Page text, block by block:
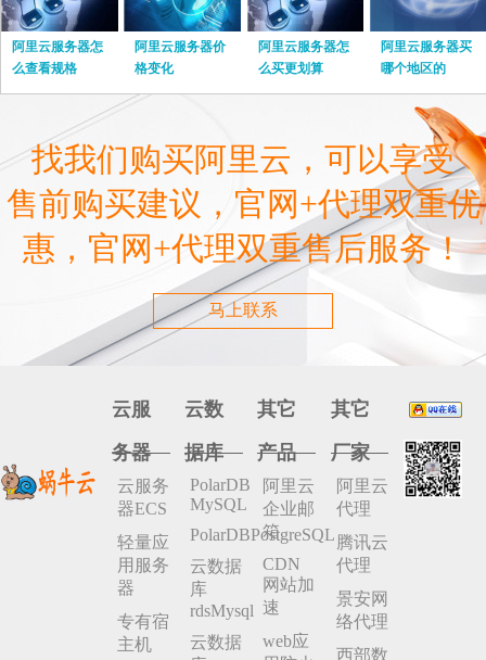
阿里云服务器怎
么查看规格
阿里云服务器价
格变化
阿里云服务器怎
么买更划算
阿里云服务器买
哪个地区的
找我们购买阿里云，可以享受
售前购买建议，官网+代理双重优
惠，官网+代理双重售后服务！
马上联系
云服
务器
云服务
器ECS
轻量应
用服务
器
专有宿
主机
云数
据库
PolarDB
MySQL
PolarDBPostgreSQL
云数据
库
rdsMysql
云数据
其它
产品
阿里云
企业邮
箱
CDN
网站加
速
web应
其它
厂家
阿里云
代理
腾讯云
代理
景安网
络代理
西部数